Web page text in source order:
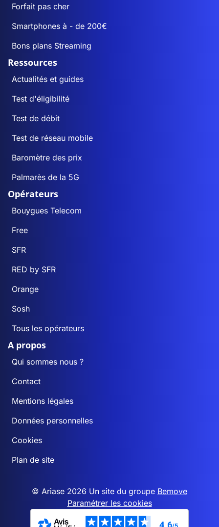
Forfait pas cher
Smartphones à - de 200€
Bons plans Streaming
Ressources
Actualités et guides
Test d'éligibilité
Test de débit
Test de réseau mobile
Baromètre des prix
Palmarès de la 5G
Opérateurs
Bouygues Telecom
Free
SFR
RED by SFR
Orange
Sosh
Tous les opérateurs
A propos
Qui sommes nous ?
Contact
Mentions légales
Données personnelles
Cookies
Plan de site
© Ariase 2026 Un site du groupe Bemove
Paramétrer les cookies